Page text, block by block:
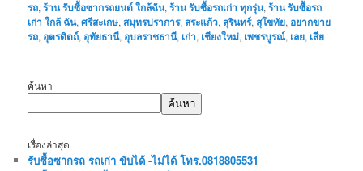
รถ,ร้าน รับซื้อซากรถยนต์ ใกล้ฉัน,ร้าน รับซื้อรถเก่า ทุกรุ่น,ร้าน รับซื้อรถ
เก่า ใกล้ ฉัน,ศรีสะเกษ, สมุทรปราการ, สระแก้ว, สุรินทร์, สุโขทัย, อยากขาย
รถ, อุตรดิตถ์, อุทัยธานี, อุบลราชธานี, เก่า, เชียงใหม่, เพชรบูรณ์, เลย, เสีย
ค้นหา
ค้นหา
เรื่องล่าสุด
รับซื้อซากรถ รถเก่า ขับได้ -ไม่ได้ โทร.0818805531